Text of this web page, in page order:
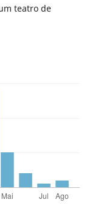
teatro de